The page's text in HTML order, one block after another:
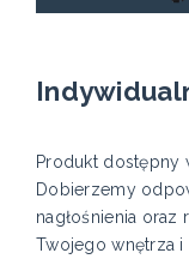
Produkt dostępny
Dobierzemy
nagłośnienia oraz
Twojego wnętrza i